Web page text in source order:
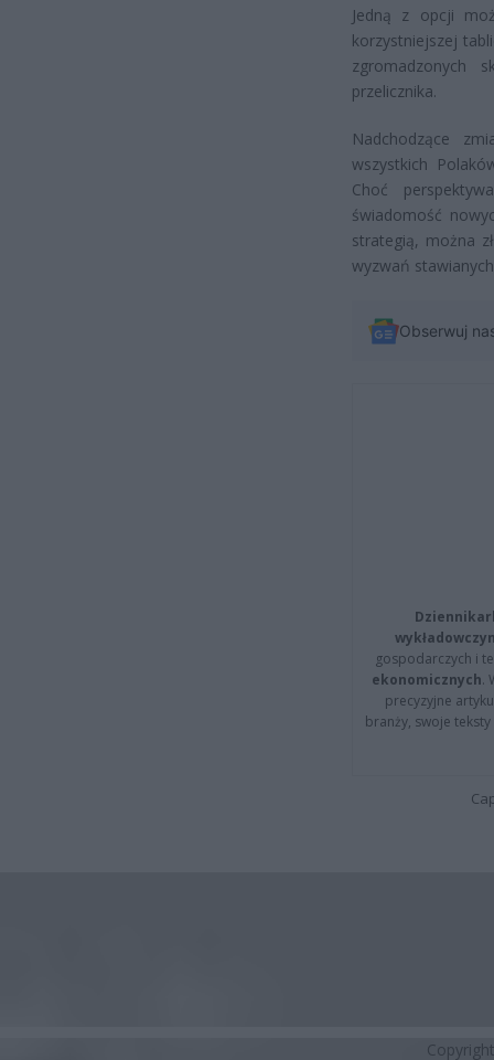
Jedną z opcji
korzystniejszej
zgromadzonych
przelicznika.
Nadchodzące
wszystkich
Choć
świadomość
strategią, można
wyzwań
Obserwuj
gospodarczych i
ekonomicznych.
precyzyjne
branży, swoje